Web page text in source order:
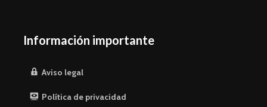
Información importante
Aviso legal
Política de privacidad